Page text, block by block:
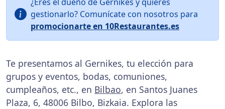
gestionarlo? Comunícate con nosotros para
promocionarte en 10Restaurantes.es
Te presentamos al Gernikes, tu elección para
grupos y eventos, bodas, comuniones,
cumpleaños, etc., en Bilbao, en Santos Juanes
Plaza, 6, 48006 Bilbo, Bizkaia. Explora las